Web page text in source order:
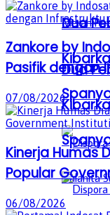
Dua
Dua
Zankore by
Pasifik dengan
07/08/2026
Kinerja Humas
Popular
06/08/2026